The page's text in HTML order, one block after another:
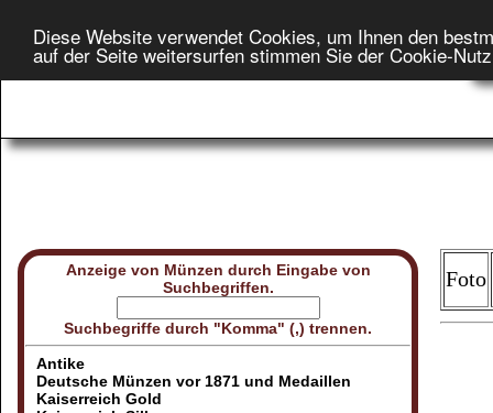
Diese Website verwendet Cookies, um Ihnen den
auf der Seite weitersurfen stimmen Sie der Cookie-
Anzeige von Münzen durch Eingabe von
Suchbegriffen.
Suchbegriffe durch "Komma" (,) trennen.
Antike
Deutsche Münzen vor 1871 und Medaillen
Kaiserreich Gold
Foto